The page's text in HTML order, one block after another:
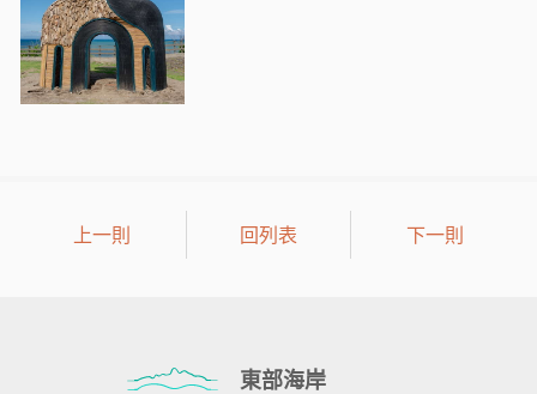
上一則 回列表 下一則
東部海岸